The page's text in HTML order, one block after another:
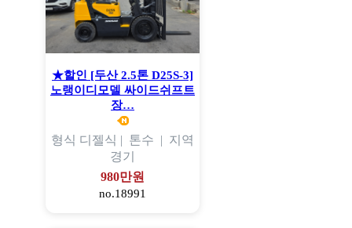
★할인 [두산 2.5톤 D25S-3]
노랭이디모델 싸이드쉬프트
장…
형식 디젤식 | 톤수 | 지역
경기
980만원
no.18991